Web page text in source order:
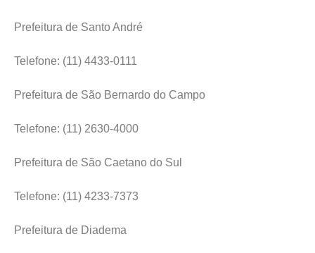
Prefeitura de Santo André
Telefone: (11) 4433-0111
Prefeitura de São Bernardo do Campo
Telefone: (11) 2630-4000
Prefeitura de São Caetano do Sul
Telefone: (11) 4233-7373
Prefeitura de Diadema